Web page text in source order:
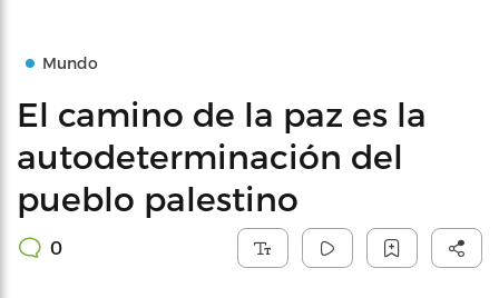
Mundo
El camino de la paz es la
autodeterminación del
pueblo palestino
0